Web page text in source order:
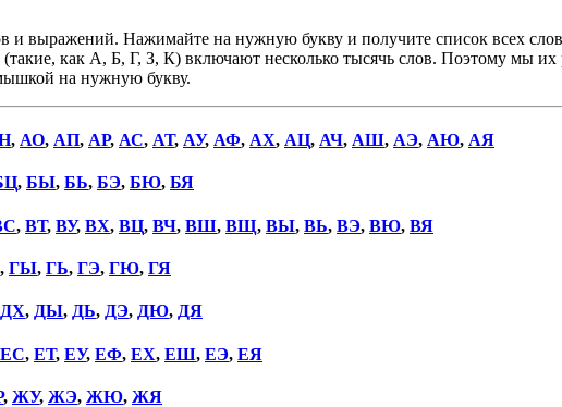
и выражений. Нажимайте на нужную букву и получите список всех
как А, Б, Г, З, К) включают несколько тысячь слов. Поэтому мы
на нужную букву.
, АО, АП, АР, АС, АТ, АУ, АФ, АХ, АЦ, АЧ, АШ, АЭ, АЮ, АЯ
, БЫ, БЬ, БЭ, БЮ, БЯ
, ВТ, ВУ, ВХ, ВЦ, ВЧ, ВШ, ВЩ, ВЫ, ВЬ, ВЭ, ВЮ, ВЯ
, ГЫ, ГЬ, ГЭ, ГЮ, ГЯ
ДХ, ДЫ, ДЬ, ДЭ, ДЮ, ДЯ
ЕС, ЕТ, ЕУ, ЕФ, ЕХ, ЕШ, ЕЭ, ЕЯ
, ЖУ, ЖЭ, ЖЮ, ЖЯ